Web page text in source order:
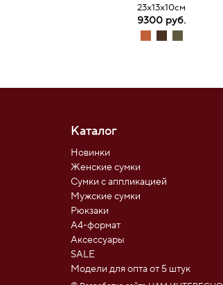
23х13х10см
9300 руб.
Каталог
Новинки
Женские сумки
Сумки с аппликацией
Мужские сумки
Рюкзаки
А4-формат
Аксессуары
SALE
Модели для опта от 5 штук